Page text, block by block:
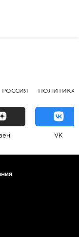
РОССИЯ ПОЛИТИКА
VK